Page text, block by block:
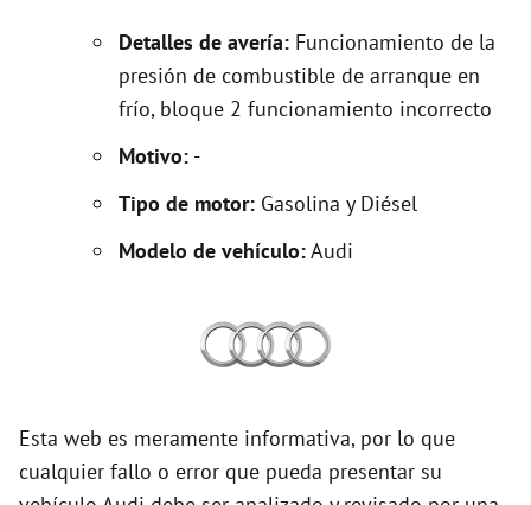
Detalles de avería: Funcionamiento de la
presión de combustible de arranque en
frío, bloque 2 funcionamiento incorrecto
Motivo: -
Tipo de motor: Gasolina y Diésel
Modelo de vehículo:Audi
Esta web es meramente informativa, por lo que
cualquier fallo o error que pueda presentar su